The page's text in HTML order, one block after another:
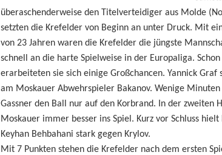
überaschenderweise den Titelverteidiger aus Molde
setzten die Krefelder von Beginn an unter Druck. Mit
von 23 Jahren waren die Krefelder die jüngste
schnell an die harte Spielweise in der Europaliga.
erarbeiteten sie sich einige Großchancen. Yannick Graf
am Moskauer Abwehrspieler Bakanov. Wenige
Gassner den Ball nur auf den Korbrand. In der zweiten
Moskauer immer besser ins Spiel. Kurz vor Schluss
Keyhan Behbahani stark gegen Krylov.
Mit 7 Punkten stehen die Krefelder nach dem ersten